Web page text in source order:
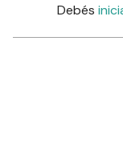
Debés